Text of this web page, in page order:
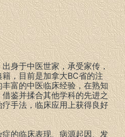
身于中医世家，承受家传，
，目前是加拿大BC省的注
富的中医临床经验，在熟知
鉴并揉合其他学科的先进之
手法，临床应用上获得良好
的临床表现、病源起因、发